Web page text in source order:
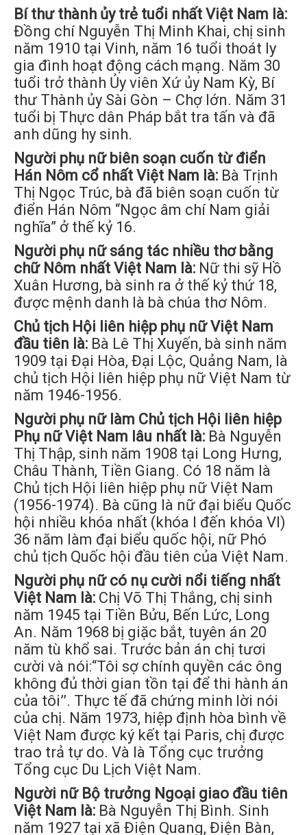
Bí thư thành ủy trẻ tuổi nhất Việt Nam là:
Đồng chí Nguyễn Thị Minh Khai, chị sinh
năm 1910 tại Vinh, năm 16 tuổi thoát ly
gia đình hoạt động cách mạng. Năm 30
tuổi trở thành Ủy viên Xứ ủy Nam Kỳ, Bí
thư Thành ủy Sài Gòn – Chợ lớn. Năm 31
tuổi bị Thực dân Pháp bắt tra tấn và đã
anh dũng hy sinh.
Người phụ nữ biên soạn cuốn từ điển
Hán Nôm cổ nhất Việt Nam là: Bà Trịnh
Thị Ngọc Trúc, bà đã biên soạn cuốn từ
điển Hán Nôm “Ngọc âm chí Nam giải
nghĩa” ở thế kỷ 16.
Người phụ nữ sáng tác nhiều thơ bằng
chữ Nôm nhất Việt Nam là: Nữ thi sỹ Hồ
Xuân Hương, bà sinh ra ở thế kỷ thứ 18,
được mệnh danh là bà chúa thơ Nôm.
Chủ tịch Hội liên hiệp phụ nữ Việt Nam
đầu tiên là: Bà Lê Thị Xuyến, bà sinh năm
1909 tại Đại Hòa, Đại Lộc, Quảng Nam, là
chủ tịch Hội liên hiệp phụ nữ Việt Nam từ
năm 1946-1956.
Người phụ nữ làm Chủ tịch Hội liên hiệp
Phụ nữ Việt Nam lâu nhất là: Bà Nguyễn
Thị Thập, sinh năm 1908 tại Long Hưng,
Châu Thành, Tiền Giang. Có 18 năm là
Chủ tịch Hội liên hiệp phụ nữ Việt Nam
(1956-1974). Bà cũng là nữ đại biểu Quốc
hội nhiều khóa nhất (khóa I đến khóa VI)
36 năm làm đại biểu quốc hội, nữ Phó
chủ tịch Quốc hội đầu tiên của Việt Nam.
Người phụ nữ có nụ cười nổi tiếng nhất
Việt Nam là: Chị Võ Thị Thắng, chị sinh
năm 1945 tại Tiền Bửu, Bến Lức, Long
An. Năm 1968 bị giặc bắt, tuyên án 20
năm tù khổ sai. Trước bản án chị tươi
cười và nói:“Tôi sợ chính quyền các ông
không đủ thời gian tồn tại để thi hành án
của tôi’’. Thực tế đã chứng minh lời nói
của chị. Năm 1973, hiệp định hòa bình về
Việt Nam được ký kết tại Paris, chị được
trao trả tự do. Và là Tổng cục trưởng
Tổng cục Du Lịch Việt Nam.
Người nữ Bộ trưởng Ngoại giao đầu tiên
Việt Nam là: Bà Nguyễn Thị Bình. Sinh
năm 1927 tại xã Điện Quang, Điện Bàn,